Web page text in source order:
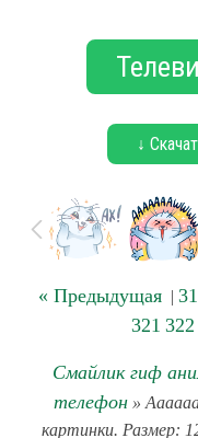
↓
« Предыдущая|
321 322
Смайлик гиф
телефон »
картинки. Размер: